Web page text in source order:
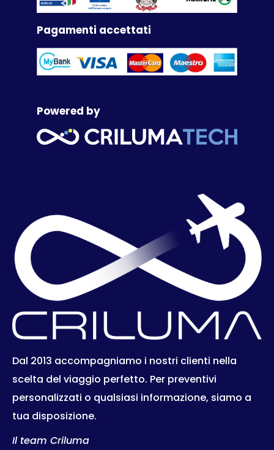
Pagamenti accettati
Powered by
Dal 2013 accompagniamo i nostri clienti nella
scelta del viaggio perfetto. Per preventivi
personalizzati o qualsiasi informazione, siamo a
tua disposizione.
Il team Criluma